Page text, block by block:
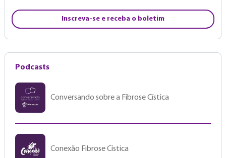
Inscreva-se e receba o boletim
Podcasts
Conversando sobre a Fibrose Cística
Conexão Fibrose Cística